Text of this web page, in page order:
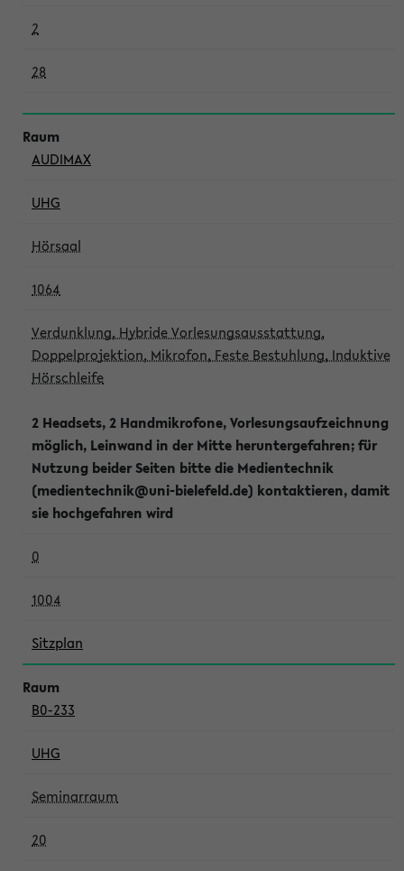
2
28
AUDIMAX
UHG
Hörsaal
1064
Verdunklung, Hybride Vorlesungsausstattung,
Doppelprojektion, Mikrofon, Feste Bestuhlung, Induktive
Hörschleife
2 Headsets, 2 Handmikrofone, Vorlesungsaufzeichnung
möglich, Leinwand in der Mitte heruntergefahren; für
Nutzung beider Seiten bitte die Medientechnik
(medientechnik@uni-bielefeld.de) kontaktieren, damit
sie hochgefahren wird
0
1004
Sitzplan
B0-233
UHG
Seminarraum
20